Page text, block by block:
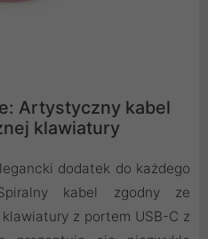
Artystyczny kabel
klawiatury
dodatek do każdego
kabel zgodny ze
z portem USB-C z